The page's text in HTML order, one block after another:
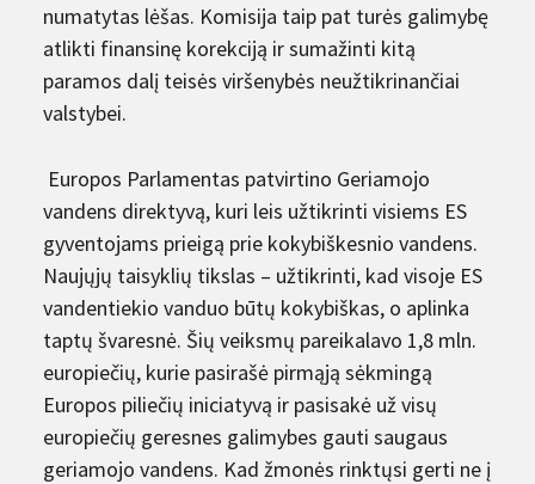
numatytas lėšas. Komisija taip pat turės galimybę
atlikti finansinę korekciją ir sumažinti kitą
paramos dalį teisės viršenybės neužtikrinančiai
valstybei.
Europos Parlamentas patvirtino Geriamojo
vandens direktyvą, kuri leis užtikrinti visiems ES
gyventojams prieigą prie kokybiškesnio vandens.
Naujųjų taisyklių tikslas – užtikrinti, kad visoje ES
vandentiekio vanduo būtų kokybiškas, o aplinka
taptų švaresnė. Šių veiksmų pareikalavo 1,8 mln.
europiečių, kurie pasirašė pirmąją sėkmingą
Europos piliečių iniciatyvą ir pasisakė už visų
europiečių geresnes galimybes gauti saugaus
geriamojo vandens. Kad žmonės rinktųsi gerti ne į